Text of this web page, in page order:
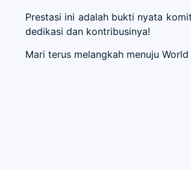
Prestasi ini adalah bukti nyata
dedikasi dan kontribusinya!
Mari terus melangkah menuju